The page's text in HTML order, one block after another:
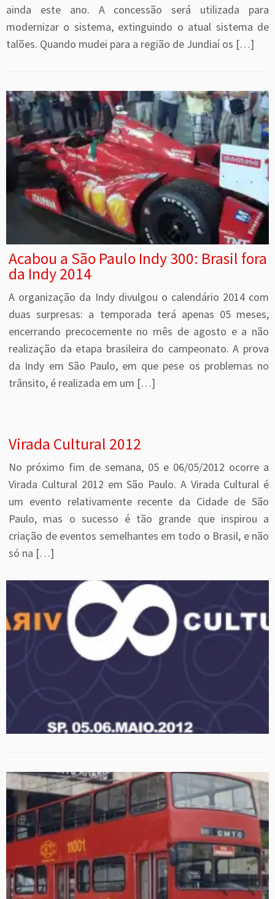
ainda este ano. A concessão será utilizada para
modernizar o sistema, extinguindo o atual sistema de
talões. Quando mudei para a região de Jundiaí os […]
Acabou a São Paulo Indy 300: Brasil fora
da Indy 2014
A organização da Indy divulgou o calendário 2014 com
duas surpresas: a temporada terá apenas 05 meses,
encerrando precocemente no mês de agosto e a não
realização da etapa brasileira do campeonato. A prova
da Indy em São Paulo, em que pese os problemas no
trânsito, é realizada em um […]
Virada Cultural 2012
No próximo fim de semana, 05 e 06/05/2012 ocorre a
Virada Cultural 2012 em São Paulo. A Virada Cultural é
um evento relativamente recente da Cidade de São
Paulo, mas o sucesso é tão grande que inspirou a
criação de eventos semelhantes em todo o Brasil, e não
só na […]